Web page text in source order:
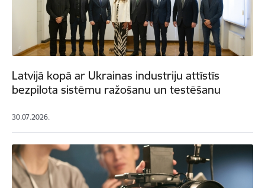
Latvijā kopā ar Ukrainas industriju attīstīs
bezpilota sistēmu ražošanu un testēšanu
30.07.2026.